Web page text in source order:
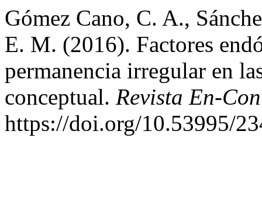
Gómez Cano, C. A.,
E. M. (2016). Factores
permanencia irregular en
conceptual. Revista En-
https://doi.org/10.53995/